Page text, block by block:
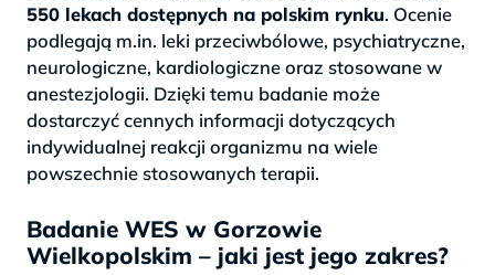
550 lekach dostępnych na polskim rynku. Ocenie
podlegają m.in. leki przeciwbólowe, psychiatryczne,
neurologiczne, kardiologiczne oraz stosowane w
anestezjologii. Dzięki temu badanie może
dostarczyć cennych informacji dotyczących
indywidualnej reakcji organizmu na wiele
powszechnie stosowanych terapii.
Badanie WES w Gorzowie
Wielkopolskim – jaki jest jego zakres?